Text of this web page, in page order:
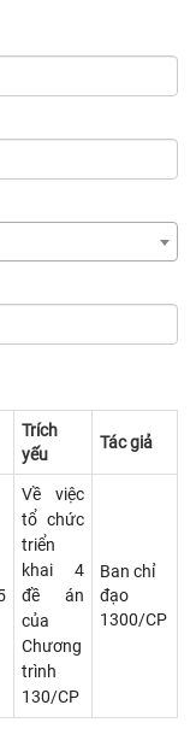
Trích
yếu
Tác giả
Trích
yếu
Về việc
tổ chức
triển
khai 4
đề án
của
Chương
trình
130/CP
Ban chỉ
đạo
1300/CP